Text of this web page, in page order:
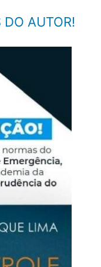
DO AUTOR!